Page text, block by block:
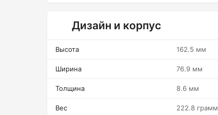
Дизайн и корпус
Высота 162.5 мм
Ширина 76.9 мм
Толщина 8.6 мм
Вес 222.8